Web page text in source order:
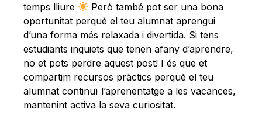
Registra’t
Contacte
Català
temps lliure
Però també pot ser una bona
oportunitat perquè el teu alumnat aprengui
d’una forma més relaxada i divertida. Si tens
estudiants inquiets que tenen afany d’aprendre,
no et pots perdre aquest post! I és que et
compartim recursos pràctics perquè el teu
alumnat continuï l’aprenentatge a les vacances,
mantenint activa la seva curiositat.